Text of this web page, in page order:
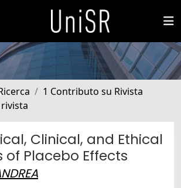
1 Contributo su Rivista
Clinical, and Ethical
of Placebo Effects